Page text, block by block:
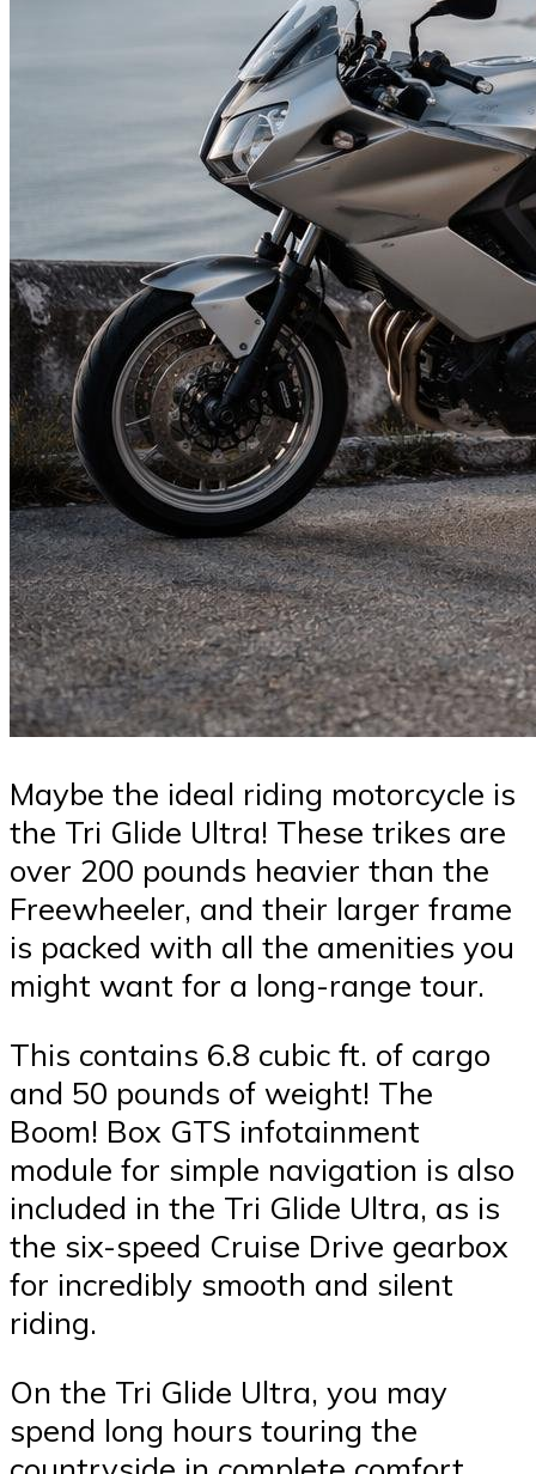
Maybe the ideal riding motorcycle is
the Tri Glide Ultra! These trikes are
over 200 pounds heavier than the
Freewheeler, and their larger frame
is packed with all the amenities you
might want for a long-range tour.
This contains 6.8 cubic ft. of cargo
and 50 pounds of weight! The
Boom! Box GTS infotainment
module for simple navigation is also
included in the Tri Glide Ultra, as is
the six-speed Cruise Drive gearbox
for incredibly smooth and silent
riding.
On the Tri Glide Ultra, you may
spend long hours touring the